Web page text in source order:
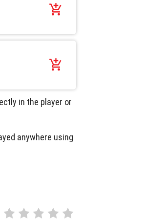
add_shopping_cart
add_shopping_cart
in the player or
anywhere using